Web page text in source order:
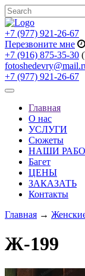
+7 (977) 921-26-67
Перезвоните мне
+7 (916) 875-35-30
+7 (977) 921-26-67
Toggle
navigationГлавная
О нас
УСЛУГИ
Сюжеты
НАШИ
Багет
ЦЕНЫ
ЗАКАЗАТЬ
Контакты
Главная →
Ж-199